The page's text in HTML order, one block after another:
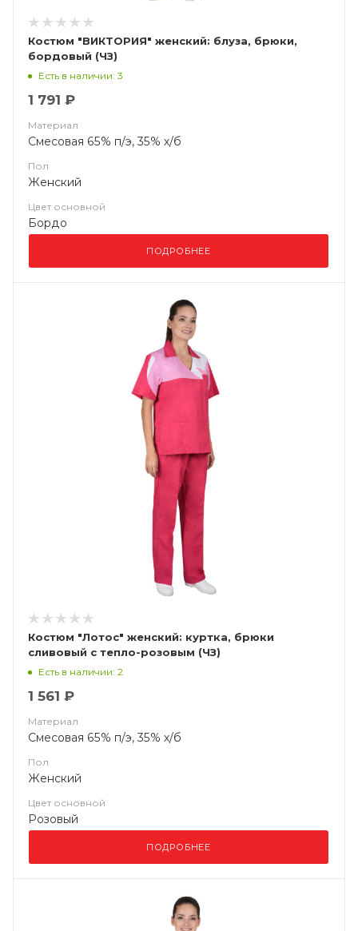
Костюм "ВИКТОРИЯ" женский: блуза, брюки,
бордовый (ЧЗ)
Есть в наличии: 3
1 791 ₽
Материал
Смесовая 65% п/э, 35% х/б
Пол
Женский
Цвет основной
Бордо
ПОДРОБНЕЕ
Костюм "Лотос" женский: куртка, брюки
сливовый с тепло-розовым (ЧЗ)
Есть в наличии: 2
1 561 ₽
Материал
Смесовая 65% п/э, 35% х/б
Пол
Женский
Цвет основной
Розовый
ПОДРОБНЕЕ